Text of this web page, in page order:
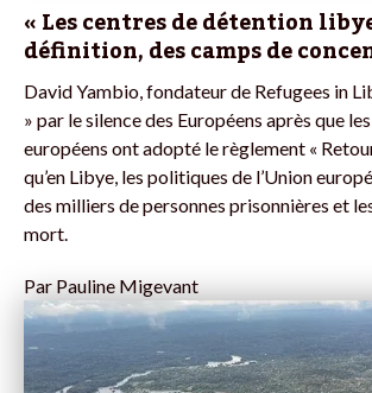
« Les centres de détention
définition, des camps de
David Yambio, fondateur de Refugees in
» par le silence des Européens après que
européens ont adopté le règlement «
qu’en Libye, les politiques de l’Union
des milliers de personnes prisonnières et
mort.
Par Pauline Migevant